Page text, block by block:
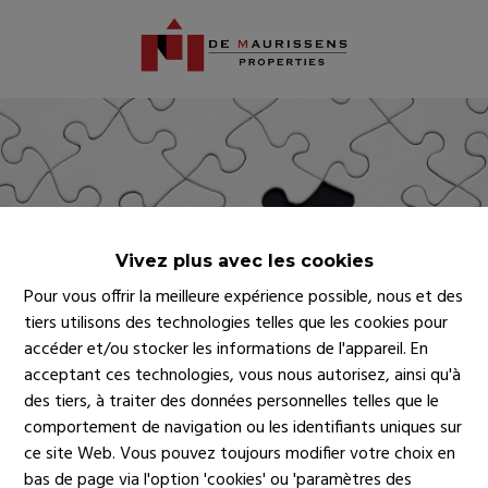
Vivez plus avec les cookies
Pour vous offrir la meilleure expérience possible, nous et des
tiers utilisons des technologies telles que les cookies pour
accéder et/ou stocker les informations de l'appareil. En
acceptant ces technologies, vous nous autorisez, ainsi qu'à
des tiers, à traiter des données personnelles telles que le
comportement de navigation ou les identifiants uniques sur
ce site Web. Vous pouvez toujours modifier votre choix en
bas de page via l'option 'cookies' ou 'paramètres des